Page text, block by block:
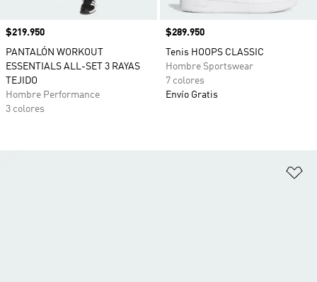
Precio
$219.950
PANTALÓN WORKOUT
ESSENTIALS ALL-SET 3 RAYAS
TEJIDO
Hombre Performance
3 colores
Precio
$289.950
Tenis HOOPS CLASSIC
Hombre Sportswear
7 colores
Envío Gratis